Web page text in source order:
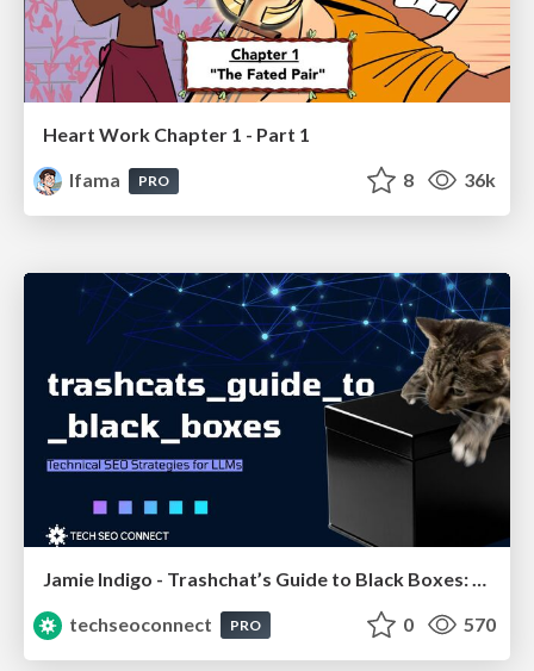
Heart Work Chapter 1 - Part 1
lfama
PRO 8 36k
techseoconnect
PRO 0 570